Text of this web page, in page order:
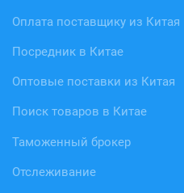
Оплата поставщику из Китая
Посредник в Китае
Оптовые поставки из Китая
Поиск товаров в Китае
Таможенный брокер
Отслеживание